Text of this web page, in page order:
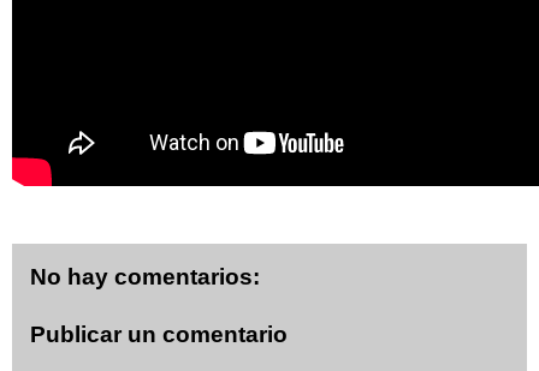
No hay comentarios:
Publicar un comentario